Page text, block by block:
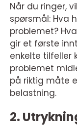
Når du ringer,
spørsmål: Hva
problemet?
gir et første
enkelte tilfeller
problemet
på riktig måte
belastning.
2.